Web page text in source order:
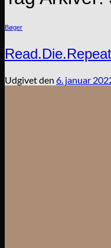
Bøger
Udgivet den 6. januar